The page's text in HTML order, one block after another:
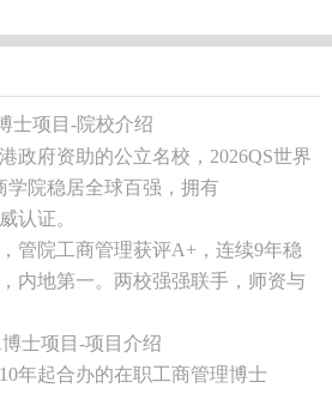
士项目 -院校介绍
府资助的公立名校， 2026QS世界
学院稳居全球百强，拥有
认证。
院工商管理获评A+ ，连续9年稳
内地第一。两校强强联手，师资与
博士项目 -项目介绍
年起合办的在职工商管理博士